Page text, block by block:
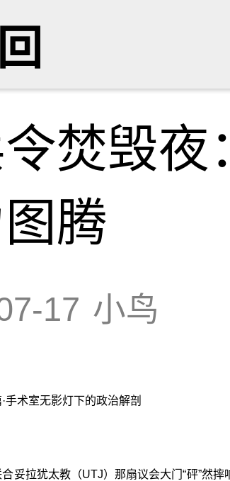
焚毁夜
腾
17 小鸟
手术室无影灯下的政治解剖
合妥拉犹太教（UTJ）那扇议会大门“砰”然